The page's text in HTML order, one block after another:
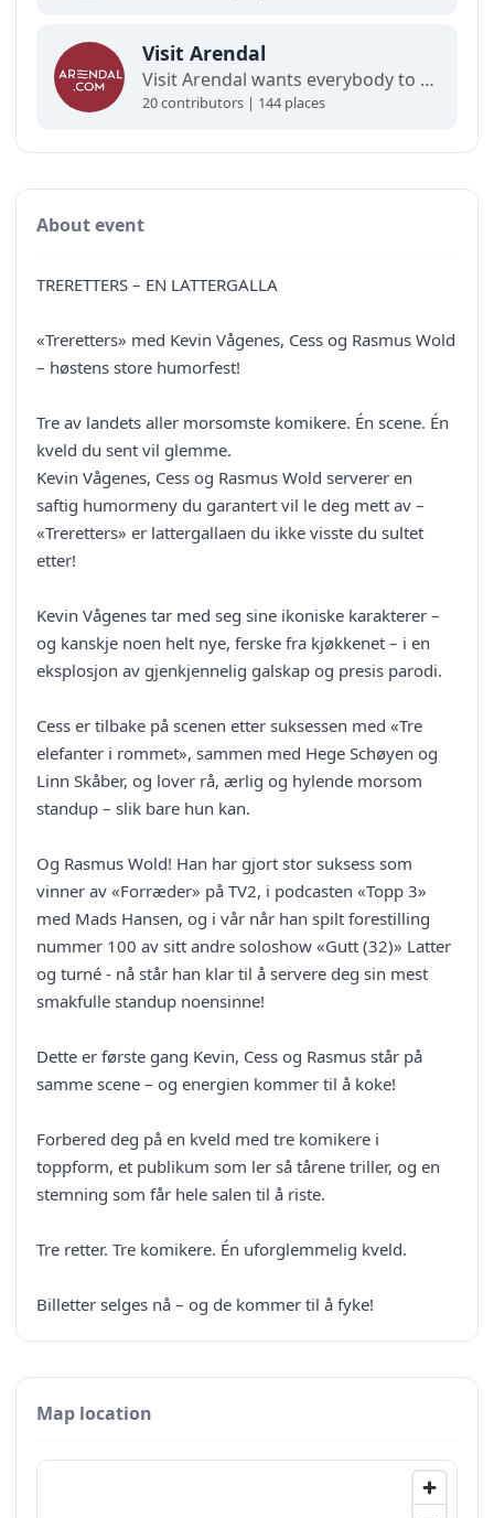
Visit Arendal
Visit Arendal wants everybody to fall in love with Arendal and all it has to offer.
20 contributors | 144 places
About event
TRERETTERS – EN LATTERGALLA
«Treretters» med Kevin Vågenes, Cess og Rasmus Wold
– høstens store humorfest!
Tre av landets aller morsomste komikere. Én scene. Én
kveld du sent vil glemme.
Kevin Vågenes, Cess og Rasmus Wold serverer en
saftig humormeny du garantert vil le deg mett av –
«Treretters» er lattergallaen du ikke visste du sultet
etter!
Kevin Vågenes tar med seg sine ikoniske karakterer –
og kanskje noen helt nye, ferske fra kjøkkenet – i en
eksplosjon av gjenkjennelig galskap og presis parodi.
Cess er tilbake på scenen etter suksessen med «Tre
elefanter i rommet», sammen med Hege Schøyen og
Linn Skåber, og lover rå, ærlig og hylende morsom
standup – slik bare hun kan.
Og Rasmus Wold! Han har gjort stor suksess som
vinner av «Forræder» på TV2, i podcasten «Topp 3»
med Mads Hansen, og i vår når han spilt forestilling
nummer 100 av sitt andre soloshow «Gutt (32)» Latter
og turné - nå står han klar til å servere deg sin mest
smakfulle standup noensinne!
Dette er første gang Kevin, Cess og Rasmus står på
samme scene – og energien kommer til å koke!
Forbered deg på en kveld med tre komikere i
toppform, et publikum som ler så tårene triller, og en
stemning som får hele salen til å riste.
Tre retter. Tre komikere. Én uforglemmelig kveld.
Billetter selges nå – og de kommer til å fyke!
Map location